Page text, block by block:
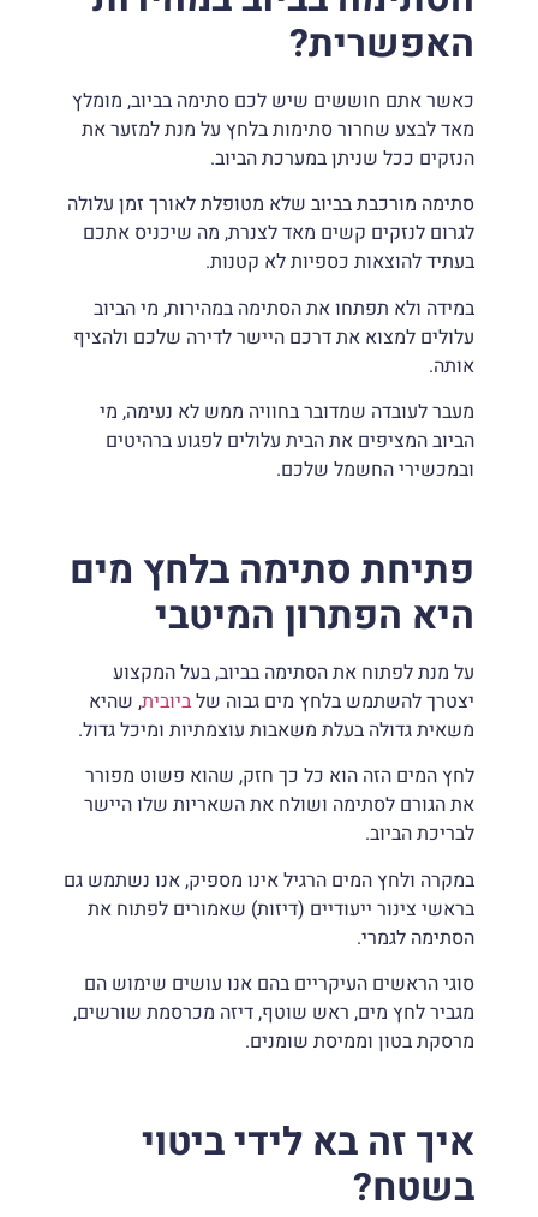
האפשרית?
כאשר אתם חוששים שיש לכם סתימה בביוב, מומלץ
מאד לבצע שחרור סתימות בלחץ על מנת למזער את
הנזקים ככל שניתן במערכת הביוב.
סתימה מורכבת בביוב שלא מטופלת לאורך זמן עלולה
לגרום לנזקים קשים מאד לצנרת, מה שיכניס אתכם
בעתיד להוצאות כספיות לא קטנות.
במידה ולא תפתחו את הסתימה במהירות, מי הביוב
עלולים למצוא את דרכם היישר לדירה שלכם ולהציף
אותה.
מעבר לעובדה שמדובר בחוויה ממש לא נעימה, מי
הביוב המציפים את הבית עלולים לפגוע ברהיטים
ובמכשירי החשמל שלכם.
פתיחת סתימה בלחץ מים
היא הפתרון המיטבי
על מנת לפתוח את הסתימה בביוב, בעל המקצוע
יצטרך להשתמש בלחץ מים גבוה שלביובית, שהיא
משאית גדולה בעלת משאבות עוצמתיות ומיכל גדול.
לחץ המים הזה הוא כל כך חזק, שהוא פשוט מפורר
את הגורם לסתימה ושולח את השאריות שלו היישר
לבריכת הביוב.
במקרה ולחץ המים הרגיל אינו מספיק, אנו נשתמש גם
בראשי צינור ייעודיים (דיזות) שאמורים לפתוח את
הסתימה לגמרי.
סוגי הראשים העיקריים בהם אנו עושים שימוש הם
מגביר לחץ מים, ראש שוטף, דיזה מכרסמת שורשים,
מרסקת בטון וממיסת שומנים.
איך זה בא לידי ביטוי
בשטח?